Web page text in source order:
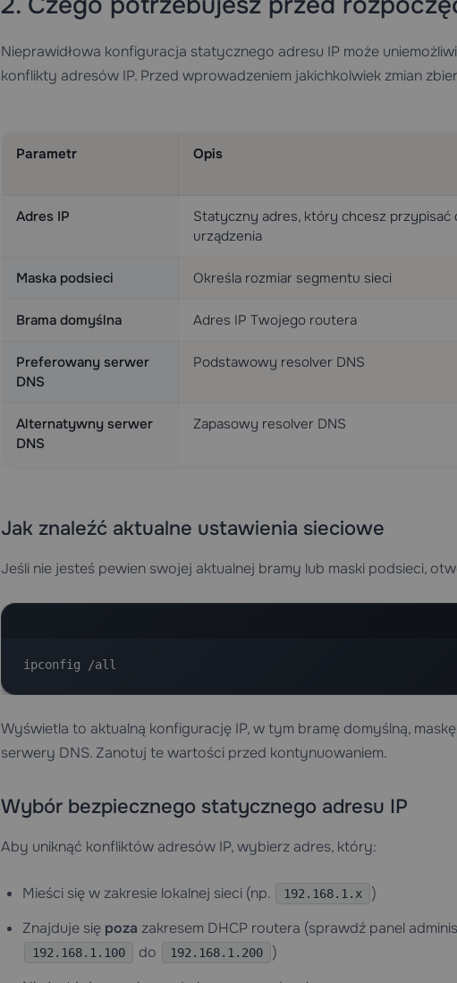
Nieprawidłowa konfiguracja statycznego adresu IP może
konflikty adresów IP. Przed wprowadzeniem jakichkolwiek zmian
Parametr Opis
Adres IP
Statyczny adres, który chcesz przypisać
urządzenia
Maska podsieci Określa rozmiar segmentu sieci
Brama domyślna Adres IP Twojego routera
Preferowany serwer
DNS
Podstawowy resolver DNS
Alternatywny serwer
DNS
Zapasowy resolver DNS
Jak znaleźć aktualne ustawienia sieciowe
Jeśli nie jesteś pewien swojej aktualnej bramy lub maski podsieci,
ipconfig /all
Wyświetla to aktualną konfigurację IP, w tym bramę domyślną,
serwery DNS. Zanotuj te wartości przed kontynuowaniem.
Wybór bezpiecznego statycznego adresu IP
Aby uniknąć konfliktów adresów IP, wybierz adres, który:
Mieści się w zakresie lokalnej sieci (np. 192.168.1.x
)
Znajduje się poza zakresem DHCP routera (sprawdź panel
192.168.1.100 do 192.168.1.200
)